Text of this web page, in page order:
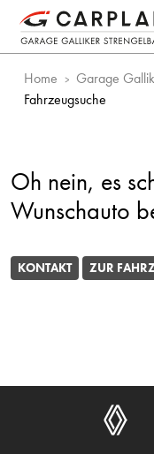
Home Garage
Fahrzeugsuche
Oh nein, es
Wunschauto
KONTAKT ZUR